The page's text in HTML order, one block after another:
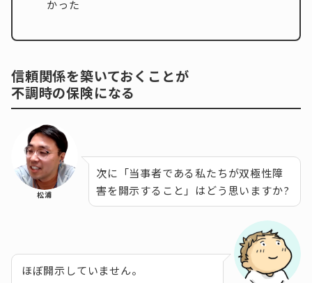
かった
信頼関係を築いておくことが
不調時の保険になる
松浦
次に「当事者である私たちが双極性障
害を開示すること」はどう思いますか?
ほぼ開示していません。